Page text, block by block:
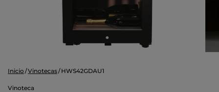
Inicio Vinotecas HWS42GDAU1
Vinoteca